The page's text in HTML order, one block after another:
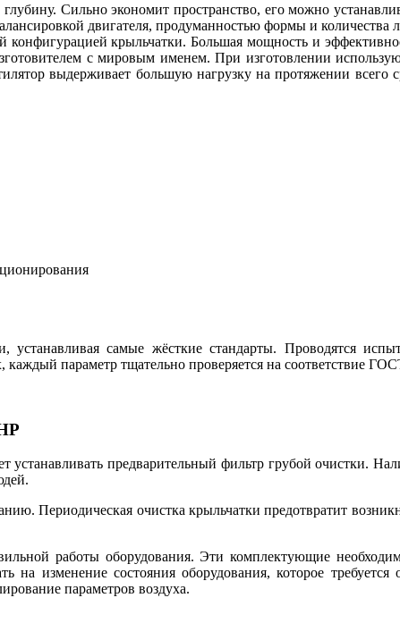
Сильно экономит пространство, его можно
двигателя, продуманностью формы и количества
конфигурацией крыльчатки. Большая мощность и
с мировым именем. При изготовлении
выдерживает большую нагрузку на протяжении всего
устанавливая самые жёсткие стандарты. Проводятся
параметр тщательно проверяется на соответствие
устанавливать предварительный фильтр грубой очистки.
Периодическая очистка крыльчатки предотвратит
работы оборудования. Эти комплектующие
на изменение состояния оборудования, которое
параметров воздуха.